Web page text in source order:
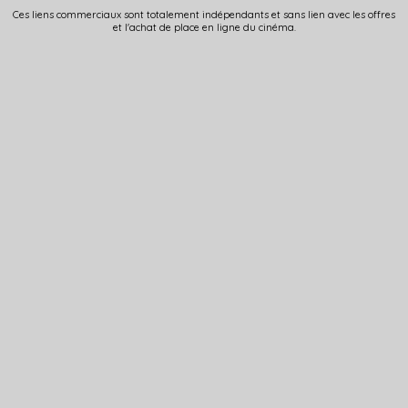
Ces liens commerciaux sont totalement indépendants et sans lien avec les offres
et l'achat de place en ligne du cinéma.